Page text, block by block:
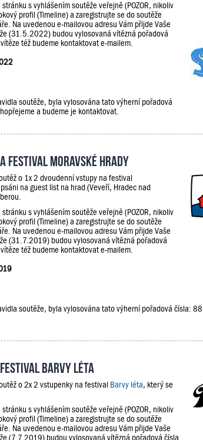
s vyhlášením soutěže veřejně (POZOR, nikoliv
profil (Timeline) a zaregistrujte se do soutěže
Na uvedenou e-mailovou adresu Vám přijde Vaše
(31.5.2022) budou vylosovaná vítězná pořadová
též budeme kontaktovat e-mailem.
soutěže, byla vylosována tato výherní pořadová
a budeme je kontaktovat.
festival Moravské hrady
o 1x 2 dvoudenní vstupy na festival
na guest list na hrad (Veveří, Hradec nad
s vyhlášením soutěže veřejně (POZOR, nikoliv
profil (Timeline) a zaregistrujte se do soutěže
Na uvedenou e-mailovou adresu Vám přijde Vaše
(31.7.2019) budou vylosovaná vítězná pořadová
též budeme kontaktovat e-mailem.
soutěže, byla vylosována tato výherní pořadová čísla:
festival Barvy léta
o 2x 2 vstupenky na festival Barvy léta, který se
s vyhlášením soutěže veřejně (POZOR, nikoliv
profil (Timeline) a zaregistrujte se do soutěže
Na uvedenou e-mailovou adresu Vám přijde Vaše
(7.7.2019) budou vylosovaná vítězná pořadová čísla